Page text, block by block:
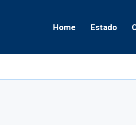
Home Estado
e Aponta Caminhos...